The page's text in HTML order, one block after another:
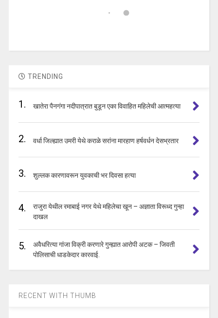
TRENDING
1. खातेरा पैनगंगा नदीपात्रात बुडून एका विवाहित महिलेची आत्महत्या
2. वर्धा जिल्ह्यात उमरी येथे कराळे सरांना मारहाण हर्षवर्धन देसभ्रतार
3. शुल्लक कारणावरून युवकाची भर दिवसा हत्या
4.
राजुरा येथील रमाबाई नगर येथे महिलेचा खून – अज्ञाता विरूध्द गुन्हा
दाखल
5.
अवैधरित्या गांजा विक्री करणारे गुन्ह्यात आरोपी अटक – जिवती
पोलिसाची धाडकेदार कारवाई.
RECENT WITH THUMB